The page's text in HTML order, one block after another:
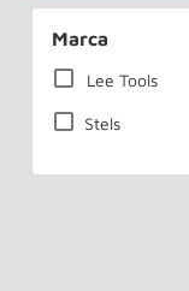
Marca
Lee Tools
Stels